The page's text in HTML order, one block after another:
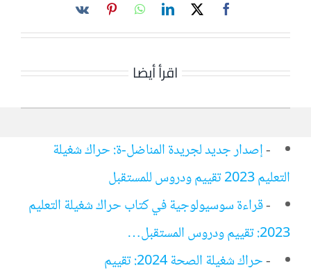
اقرأ أيضا
-إصدار جديد لجريدة المناضل-ة: حراك شغيلة
التعليم 2023 تقييم ودروس للمستقبل
-قراءة سوسيولوجية في كتاب حراك شغيلة التعليم
2023: تقييم ودروس المستقبل…
-حراك شغيلة الصحة 2024: تقييم